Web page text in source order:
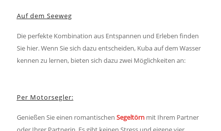
Auf dem Seeweg
Die perfekte Kombination aus Entspannen und Erleben finden
Sie hier. Wenn Sie sich dazu entscheiden, Kuba auf dem Wasser
kennen zu lernen, bieten sich dazu zwei Möglichkeiten an:
Per Motorsegler:
Genießen Sie einen romantischen Segeltörnmit Ihrem Partner